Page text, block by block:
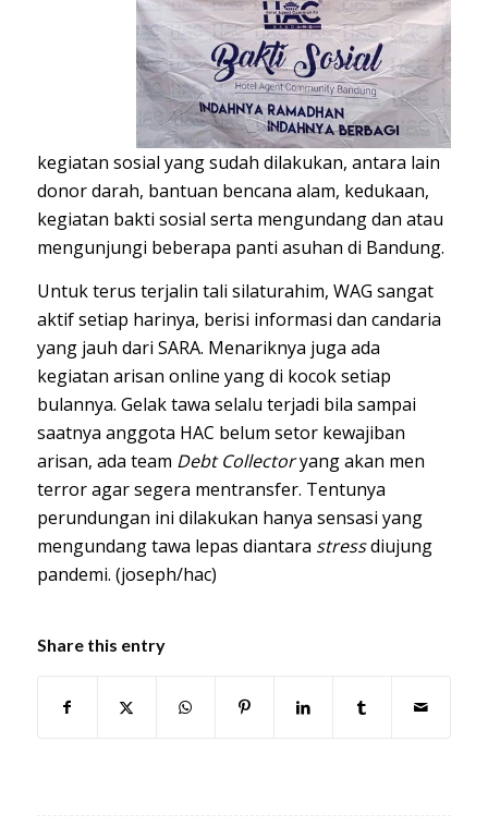
kegiatan sosial yang sudah dilakukan, antara lain
donor darah, bantuan bencana alam, kedukaan,
kegiatan bakti sosial serta mengundang dan atau
mengunjungi beberapa panti asuhan di Bandung.
Untuk terus terjalin tali silaturahim, WAG sangat
aktif setiap harinya, berisi informasi dan candaria
yang jauh dari SARA. Menariknya juga ada
kegiatan arisan online yang di kocok setiap
bulannya. Gelak tawa selalu terjadi bila sampai
saatnya anggota HAC belum setor kewajiban
arisan, ada team Debt Collectoryang akan men
terror agar segera mentransfer. Tentunya
perundungan ini dilakukan hanya sensasi yang
mengundang tawa lepas diantara stressdiujung
pandemi. (joseph/hac)
Share this entry